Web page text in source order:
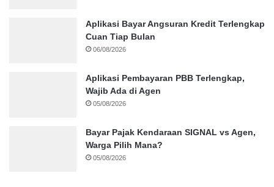
Aplikasi Bayar Angsuran Kredit Terlengkap
Cuan Tiap Bulan
06/08/2026
Aplikasi Pembayaran PBB Terlengkap,
Wajib Ada di Agen
05/08/2026
Bayar Pajak Kendaraan SIGNAL vs Agen,
Warga Pilih Mana?
05/08/2026